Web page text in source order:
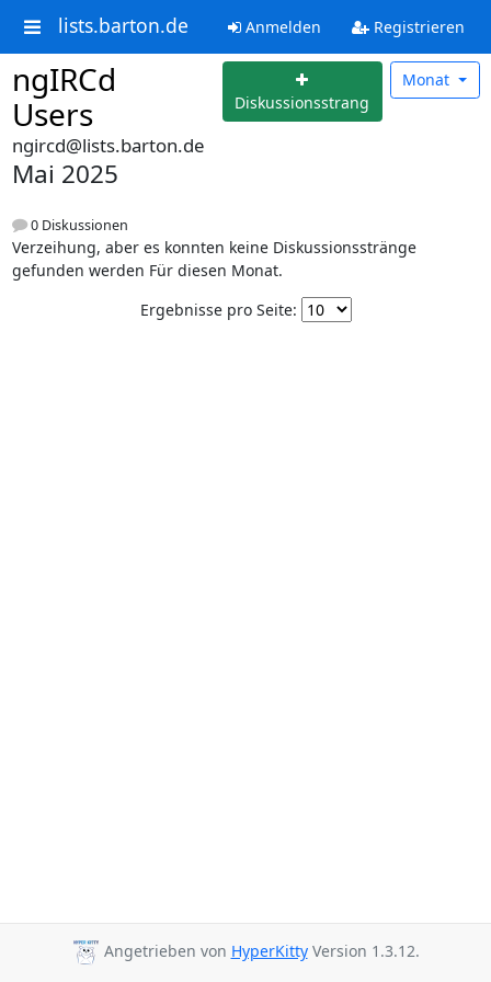
lists.barton.de Anmelden Registrieren
ngIRCd
Users
Diskussionsstrang
Monat
ngircd@lists.barton.de
Mai 2025
0 Diskussionen
Verzeihung, aber es konnten keine Diskussionsstränge
gefunden werden Für diesen Monat.
Ergebnisse pro Seite:
Angetrieben von HyperKittyVersion 1.3.12.